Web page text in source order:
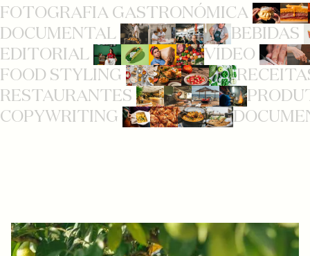
FOTOGRAFIA GASTRONÓMICA
DOCUMENTAL
BEBIDAS
EDITORIAL
VÍDEO
FOOD STYLING
RESTAURANTES
COPYWRITING